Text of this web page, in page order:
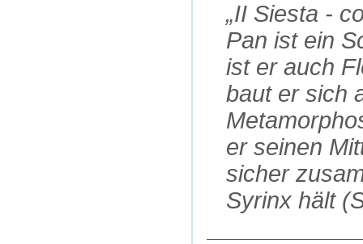
„II Siesta -
Pan ist ein
ist er auch
baut er sich
er seinen
sicher
Syrinx hält